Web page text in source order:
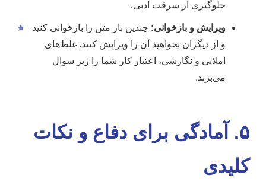
جلوگیری از سرقت ادبی.
★ ویرایش و بازخوانی: چندین بار متن را بازخوانی کنید
و از دیگران بخواهید آن را ویرایش کنند. غلط‌های
املایی و نگارشی، اعتبار کار شما را زیر سوال
می‌برند.
۵. آمادگی برای دفاع و نکات
کلیدی